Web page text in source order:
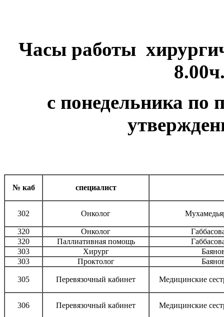
Часы работы
с понедельника по
№ каб специалист
302 Онколог
320 Онколог
320
Паллиативная помощь
303
Хирург
303
Проктолог
305 Перевязочный кабинет Медицинские
306 Перевязочный кабинет Медицинские